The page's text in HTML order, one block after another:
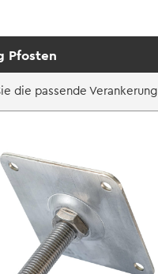
Pfosten
die passende Verankerung